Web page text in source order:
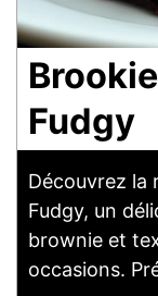
Fudgy
Découvrez la
Fudgy, un
brownie et
occasions.